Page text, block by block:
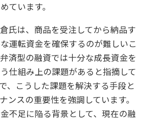
ています。
氏は、商品を受注してから納品す
運転資金を確保するのが難しいこ
済型の融資では十分な成長資金を
仕組み上の課題があると指摘して
、こうした課題を解決する手段と
ンスの重要性を強調しています。
不足に陥る背景として、現在の融